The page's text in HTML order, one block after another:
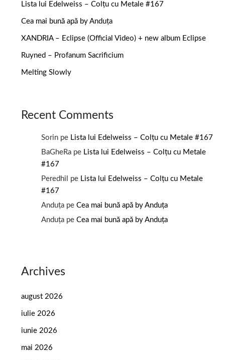
Lista lui Edelweiss – Colțu cu Metale #167
Cea mai bună apă by Anduța
XANDRIA – Eclipse (Official Video) + new album Eclipse
Ruyned – Profanum Sacrificium
Melting Slowly
Recent Comments
Sorin pe Lista lui Edelweiss – Colțu cu Metale #167
BaGheRa pe Lista lui Edelweiss – Colțu cu Metale
#167
Peredhil
pe Lista lui Edelweiss – Colțu cu Metale
#167
Anduța peCea mai bună apă by Anduța
Anduța peCea mai bună apă by Anduța
Archives
august 2026
iulie 2026
iunie 2026
mai 2026